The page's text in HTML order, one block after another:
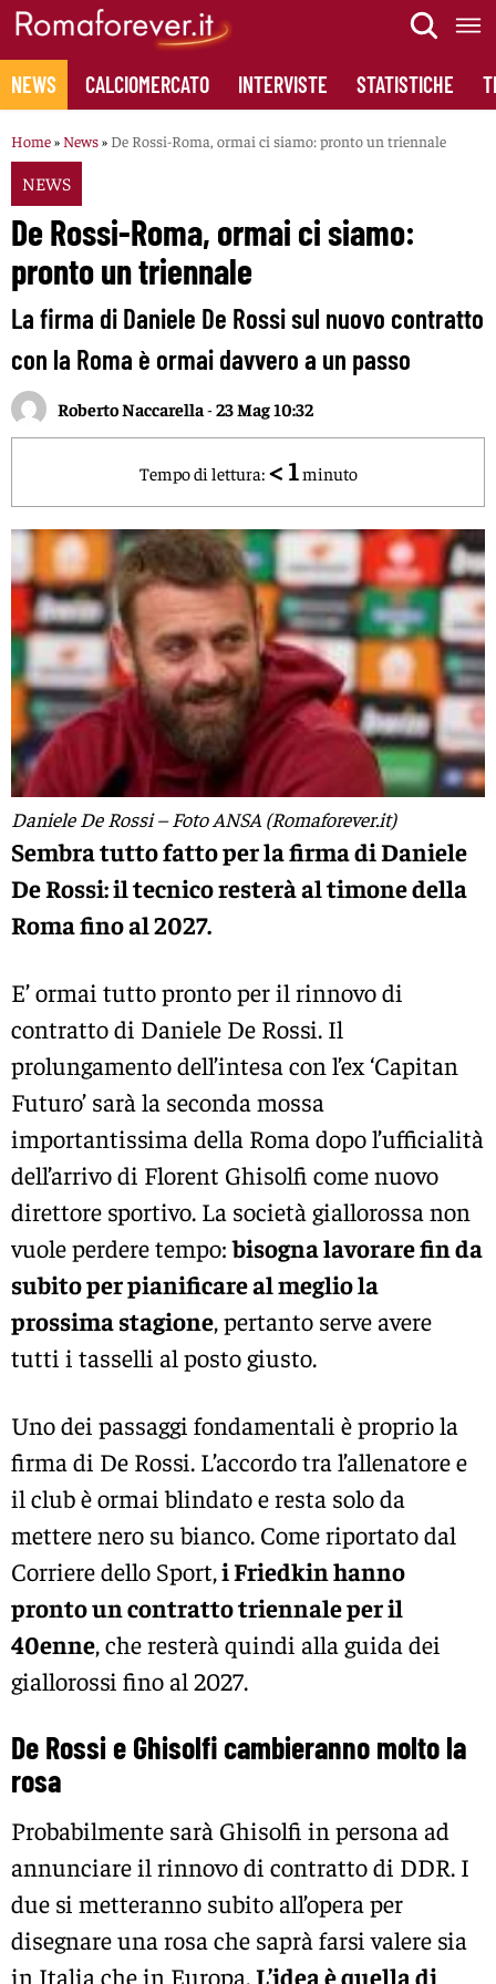
Skip
content
NEWS CALCIOMERCATO INTERVISTE STATISTICHE
Home» News» De Rossi-Roma, ormai ci siamo: pronto un triennale
NEWS
De Rossi-Roma, ormai ci siamo:
pronto un triennale
La firma di Daniele De Rossi sul nuovo contratto
con la Roma è ormai davvero a un passo
Roberto Naccarella -23 Mag 10:32
Tempo di lettura: < 1 minuto
Daniele De Rossi – Foto ANSA (Romaforever.it)
Sembra tutto fatto per la firma di Daniele
De Rossi: il tecnico resterà al timone della
Roma fino al 2027.
E’ ormai tutto pronto per il rinnovo di
contratto di Daniele De Rossi. Il
prolungamento dell’intesa con l’ex ‘Capitan
Futuro’ sarà la seconda mossa
importantissima della Roma dopo l’ufficialità
dell’arrivo di Florent Ghisolfi come nuovo
direttore sportivo. La società giallorossa non
vuole perdere tempo:bisogna lavorare fin da
subito per pianificare al meglio la
prossima stagione, pertanto serve avere
tutti i tasselli al posto giusto.
Uno dei passaggi fondamentali è proprio la
firma di De Rossi. L’accordo tra l’allenatore e
il club è ormai blindato e resta solo da
mettere nero su bianco. Come riportato dal
Corriere dello Sport,i Friedkin hanno
pronto un contratto triennale per il
40enne, che resterà quindi alla guida dei
giallorossi fino al 2027.
De Rossi e Ghisolfi cambieranno molto la
rosa
Probabilmente sarà Ghisolfi in persona ad
annunciare il rinnovo di contratto di DDR. I
due si metteranno subito all’opera per
disegnare una rosa che saprà farsi valere sia
in Italia che in Europa. L’idea è quella di